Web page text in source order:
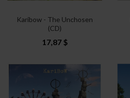
Karibow - The Unchosen
(CD)
17,87 $